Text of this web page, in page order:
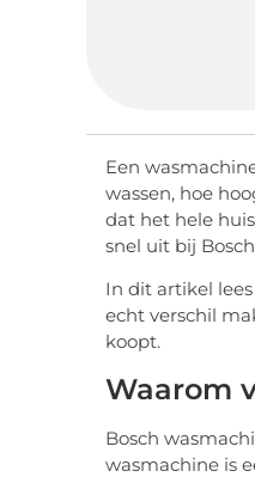
Een
wassen, hoe
dat het hele
snel uit bij
In dit artikel
echt verschil
koopt.
Waarom
Bosch
wasmachine is